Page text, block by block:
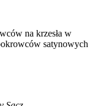
na krzesła w
satynowych